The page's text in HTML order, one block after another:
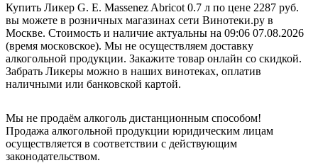
Купить Ликер G. E. Massenez Abricot 0.7 л по цене 2287 руб.
вы можете в розничных магазинах сети Винотеки.ру в
Москве. Стоимость и наличие актуальны на 09:06 07.08.2026
(время московское). Мы не осуществляем доставку
алкогольной продукции. Закажите товар онлайн со скидкой.
Забрать Ликеры можно в наших винотеках, оплатив
наличными или банковской картой.
Мы не продаём алкоголь дистанционным способом!
Продажа алкогольной продукции юридическим лицам
осуществляется в соответствии с действующим
законодательством.